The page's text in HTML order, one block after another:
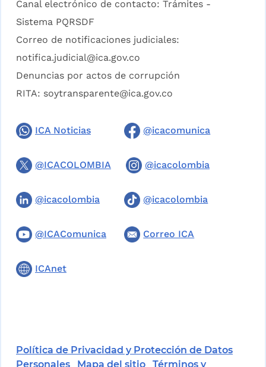
Canal electrónico de contacto: Trámites -
Sistema PQRSDF
Correo de notificaciones judiciales:
notifica.judicial@ica.gov.co
Denuncias por actos de corrupción
RITA: soytransparente@ica.gov.co
ICA Noticias @icacomunica
@ICACOLOMBIA @icacolombia
@icacolombia @icacolombia
@ICAComunica Correo ICA
ICAnet
Política de Privacidad y Protección de Datos
Personales
Mapa del sitio Términos y